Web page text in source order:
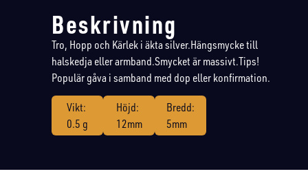
Beskrivning
Tro, Hopp och Kärlek i äkta silver.Hängsmycke till
halskedja eller armband.Smycket är massivt.Tips!
Populär gåva i samband med dop eller konfirmation.
Vikt:
0.5 g
Höjd:
12mm
Bredd:
5mm